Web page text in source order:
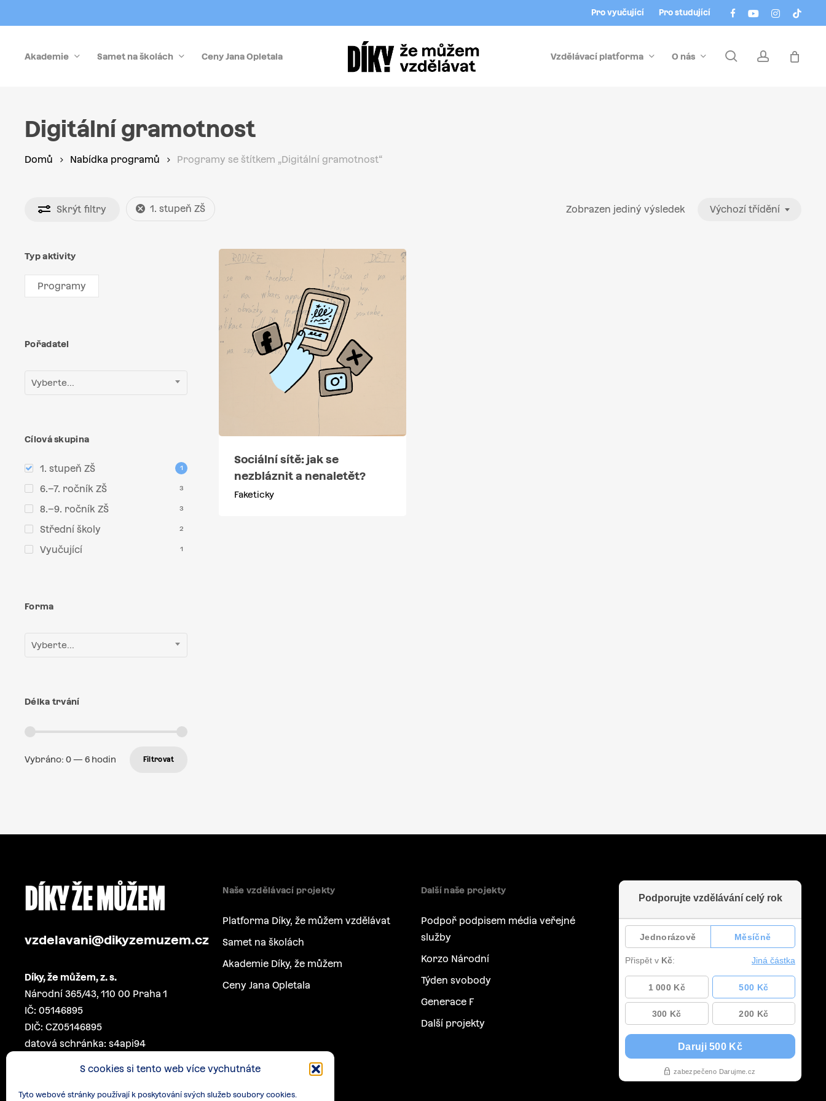
S cookies si tento web více vychutnáte
Tyto webové stránky používají k poskytování svých služeb soubory cookies.
to
content
facebookyoutubeinstagram
tiktok
Pro vyučující Pro studující
Akademie Samet na školách Ceny Jana Opletala Vzdělávací platforma O nás searchaccount
Digitální gramotnost
Domů Nabídka programů Programy se štítkem „Digitální gramotnost“
Skrýt filtry 1. stupeň ZŠ Zobrazen jediný výsledek Výchozí třídění
Typ aktivity
Programy
Pořadatel
Vyberte...
Cílová skupina
1. stupeň ZŠ 1
6.–7. ročník ZŠ 3
8.–9. ročník ZŠ 3
Střední školy 2
Vyučující 1
Forma
Vyberte...
Délka trvání
Vybráno: 0— 6 hodin Filtrovat
Sociální sítě: jak se
nezbláznit a nenaletět?
Faketicky
vzdelavani@dikyzemuzem.cz
Díky, že můžem, z. s.
Národní 365/43, 110 00 Praha 1
IČ: 05146895
DIČ: CZ05146895
datová schránka: s4api94
Naše vzdělávací projekty
Platforma Díky, že můžem vzdělávat
Samet na školách
Akademie Díky, že můžem
Ceny Jana Opletala
Další naše projekty
Podpoř podpisem média veřejné
služby
Korzo Národní
Týden svobody
Generace F
Další projekty
Menu